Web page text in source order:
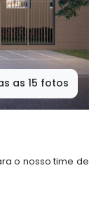
as 15 fotos
o nosso time de